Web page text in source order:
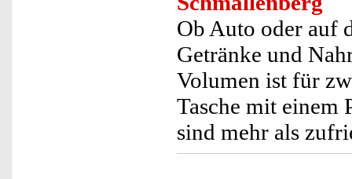
Ob Auto oder auf
Getränke und
Volumen ist für
Tasche mit einem
sind mehr als